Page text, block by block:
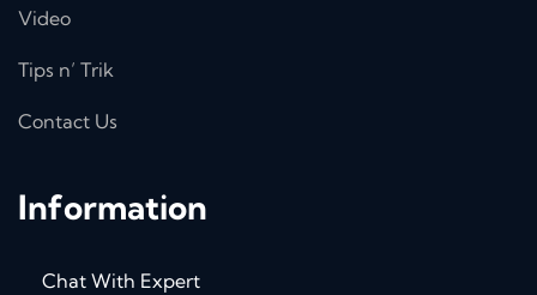
Video
Tips n’ Trik
Contact Us
Information
Chat With Expert